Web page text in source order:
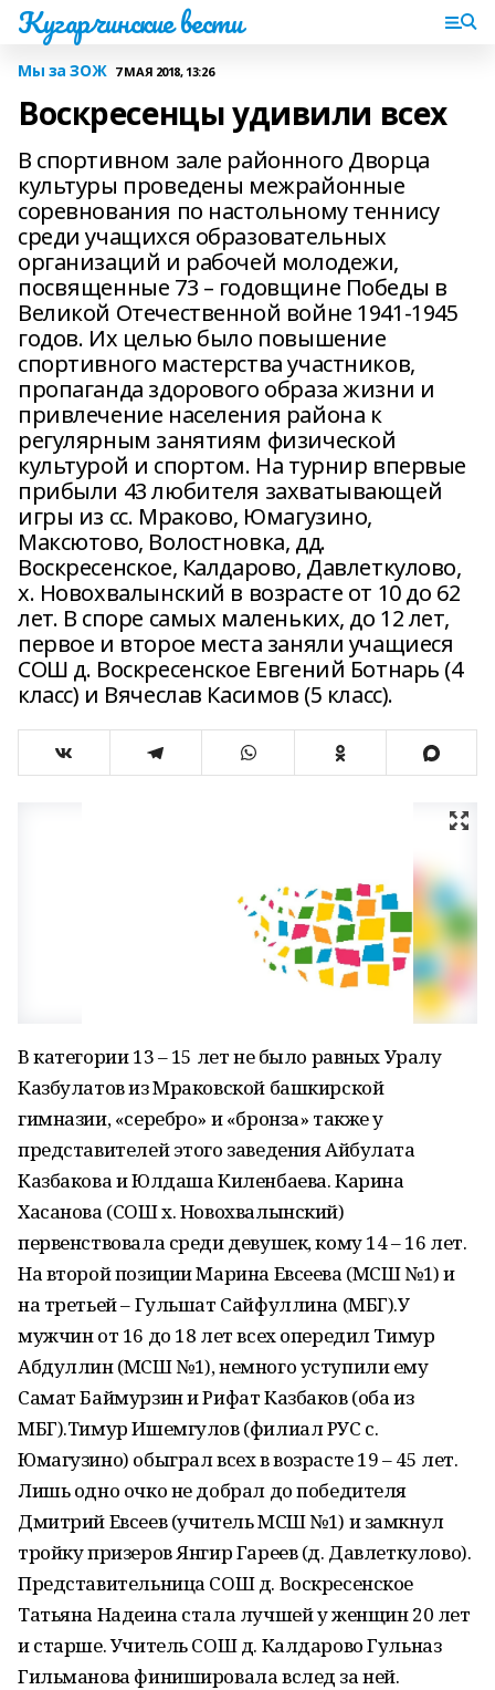
Кугарчинские вести
Мы за ЗОЖ 7 МАЯ 2018, 13:26
Воскресенцы удивили всех
В спортивном зале районного Дворца
культуры проведены межрайонные
соревнования по настольному теннису
среди учащихся образовательных
организаций и рабочей молодежи,
посвященные 73 – годовщине Победы в
Великой Отечественной войне 1941-1945
годов. Их целью было повышение
спортивного мастерства участников,
пропаганда здорового образа жизни и
привлечение населения района к
регулярным занятиям физической
культурой и спортом. На турнир впервые
прибыли 43 любителя захватывающей
игры из сс. Мраково, Юмагузино,
Максютово, Волостновка, дд.
Воскресенское, Калдарово, Давлеткулово,
х. Новохвалынский в возрасте от 10 до 62
лет. В споре самых маленьких, до 12 лет,
первое и второе места заняли учащиеся
СОШ д. Воскресенское Евгений Ботнарь (4
класс) и Вячеслав Касимов (5 класс).
В категории 13 – 15 лет не было равных Уралу
Казбулатов из Мраковской башкирской
гимназии, «серебро» и «бронза» также у
представителей этого заведения Айбулата
Казбакова и Юлдаша Киленбаева. Карина
Хасанова (СОШ х. Новохвалынский)
первенствовала среди девушек, кому 14 – 16 лет.
На второй позиции Марина Евсеева (МСШ №1) и
на третьей – Гульшат Сайфуллина (МБГ).У
мужчин от 16 до 18 лет всех опередил Тимур
Абдуллин (МСШ №1), немного уступили ему
Самат Баймурзин и Рифат Казбаков (оба из
МБГ).Тимур Ишемгулов (филиал РУС с.
Юмагузино) обыграл всех в возрасте 19 – 45 лет.
Лишь одно очко не добрал до победителя
Дмитрий Евсеев (учитель МСШ №1) и замкнул
тройку призеров Янгир Гареев (д. Давлеткулово).
Представительница СОШ д. Воскресенское
Татьяна Надеина стала лучшей у женщин 20 лет
и старше. Учитель СОШ д. Калдарово Гульназ
Гильманова финишировала вслед за ней.